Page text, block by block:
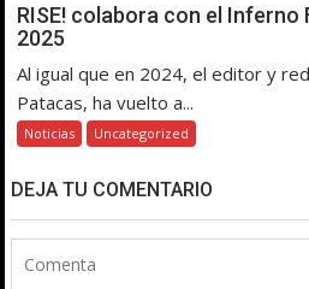
RISE! colabora con el Inferno
2025
Al igual que en 2024, el editor y
Patacas, ha vuelto a...
Noticias Uncategorized
DEJA TU COMENTARIO